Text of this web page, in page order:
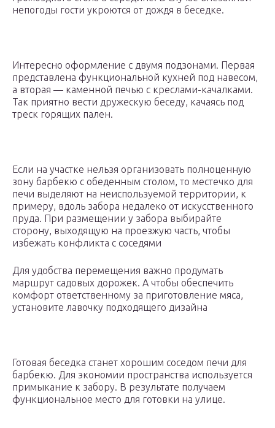
непогоды гости укроются от дождя в беседке.
Интересно оформление с двумя подзонами. Первая
представлена функциональной кухней под навесом,
а вторая — каменной печью с креслами-качалками.
Так приятно вести дружескую беседу, качаясь под
треск горящих пален.
Если на участке нельзя организовать полноценную
зону барбекю с обеденным столом, то местечко для
печи выделяют на неиспользуемой территории, к
примеру, вдоль забора недалеко от искусственного
пруда. При размещении у забора выбирайте
сторону, выходящую на проезжую часть, чтобы
избежать конфликта с соседями
Для удобства перемещения важно продумать
маршрут садовых дорожек. А чтобы обеспечить
комфорт ответственному за приготовление мяса,
установите лавочку подходящего дизайна
Готовая беседка станет хорошим соседом печи для
барбекю. Для экономии пространства используется
примыкание к забору. В результате получаем
функциональное место для готовки на улице.